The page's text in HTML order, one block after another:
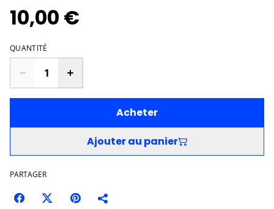
10,00 €
QUANTITÉ
Acheter
Ajouter au panier
PARTAGER